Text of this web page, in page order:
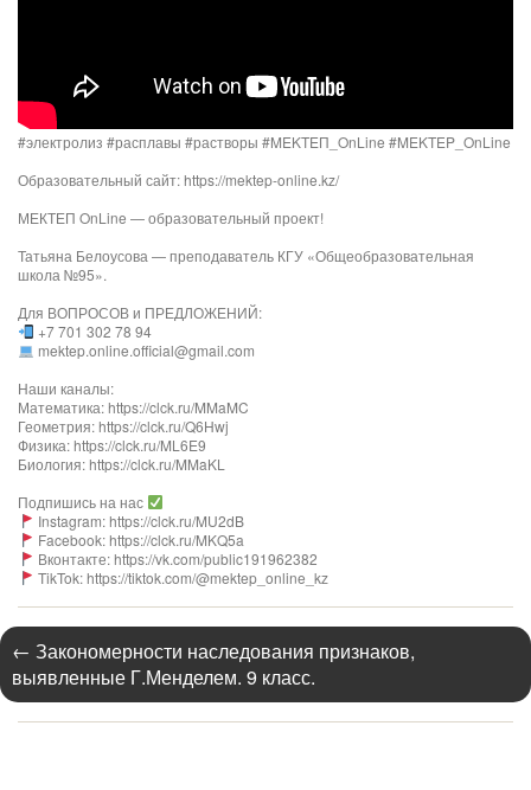
#электролиз #расплавы #растворы #MEKTEП_OnLine #MEKTEP_OnLine
Образовательный сайт: https://mektep-online.kz/
МЕКТЕП OnLine — образовательный проект!
Татьяна Белоусова — преподаватель КГУ «Общеобразовательная
школа №95».
Для ВОПРОСОВ и ПРЕДЛОЖЕНИЙ:
+7 701 302 78 94
mektep.online.official@gmail.com
Наши каналы:
Математика: https://clck.ru/MMaMC
Геометрия: https://clck.ru/Q6Hwj
Физика: https://clck.ru/ML6E9
Биология: https://clck.ru/MMaKL​​​​​​
Подпишись на нас
Instagram: https://clck.ru/MU2dB
Facebook: https://clck.ru/MKQ5a
Вконтакте: https://vk.com/public191962382
TikTok: https://tiktok.com/@mektep_online_kz
← Закономерности наследования признаков,
выявленные Г.Менделем. 9 класс.